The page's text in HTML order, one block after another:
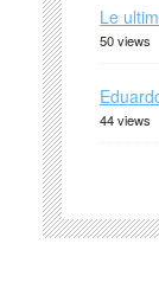
Le
50 views
44 views